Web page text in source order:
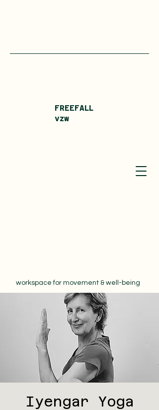
FREEFALL
vzw
workspace for movement & well-being
Iyengar Yoga